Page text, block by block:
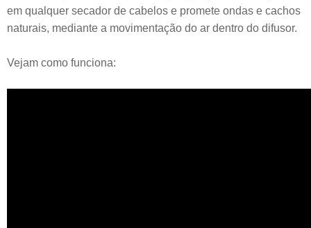
em qualquer secador de cabelos e promete ondas e cachos
naturais, mediante a movimentação do ar dentro do difusor.
Vejam como funciona: